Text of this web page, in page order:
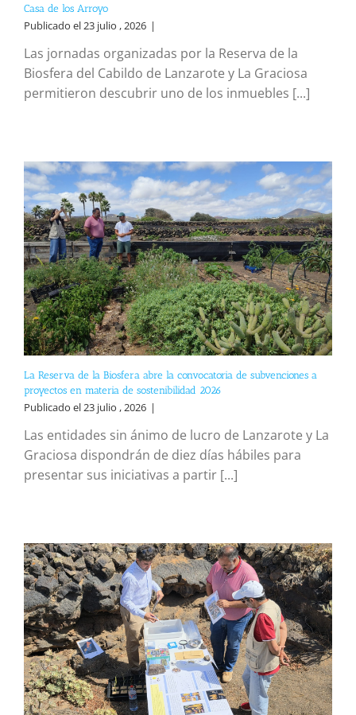
Casa de los Arroyo
Publicado el 23 julio , 2026 |
Las jornadas organizadas por la Reserva de la
Biosfera del Cabildo de Lanzarote y La Graciosa
permitieron descubrir uno de los inmuebles [...]
La Reserva de la Biosfera abre la convocatoria de subvenciones a
proyectos en materia de sostenibilidad 2026
Publicado el 23 julio , 2026 |
Las entidades sin ánimo de lucro de Lanzarote y La
Graciosa dispondrán de diez días hábiles para
presentar sus iniciativas a partir [...]